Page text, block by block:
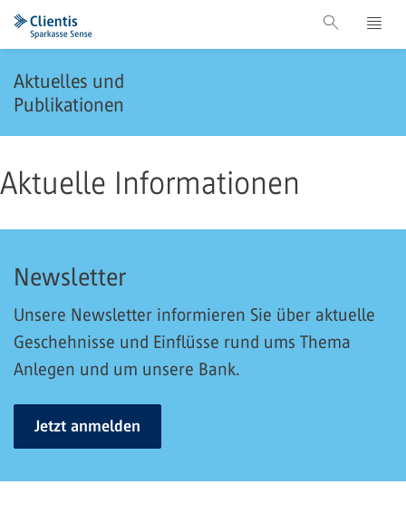
Aktuelles und
Publikationen
Aktuelle Informationen
Newsletter
Unsere Newsletter informieren Sie über aktuelle
Geschehnisse und Einflüsse rund ums Thema
Anlegen und um unsere Bank.
Jetzt anmelden